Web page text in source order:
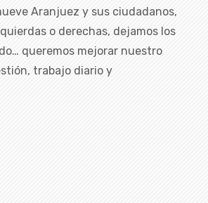
Aranjuez y sus ciudadanos,
o derechas, dejamos los
queremos mejorar nuestro
trabajo diario y